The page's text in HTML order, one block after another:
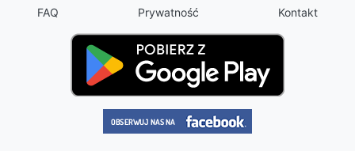
FAQ Prywatność Kontakt